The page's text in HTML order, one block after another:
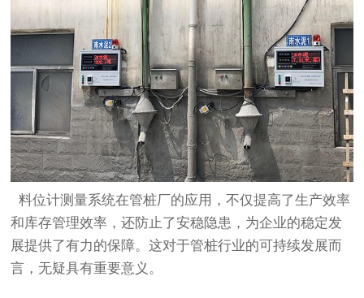
料位计测量系统在管桩厂的应用，不仅提高了生产效率
和库存管理效率，还防止了安稳隐患，为企业的稳定发
展提供了有力的保障。这对于管桩行业的可持续发展而
言，无疑具有重要意义。